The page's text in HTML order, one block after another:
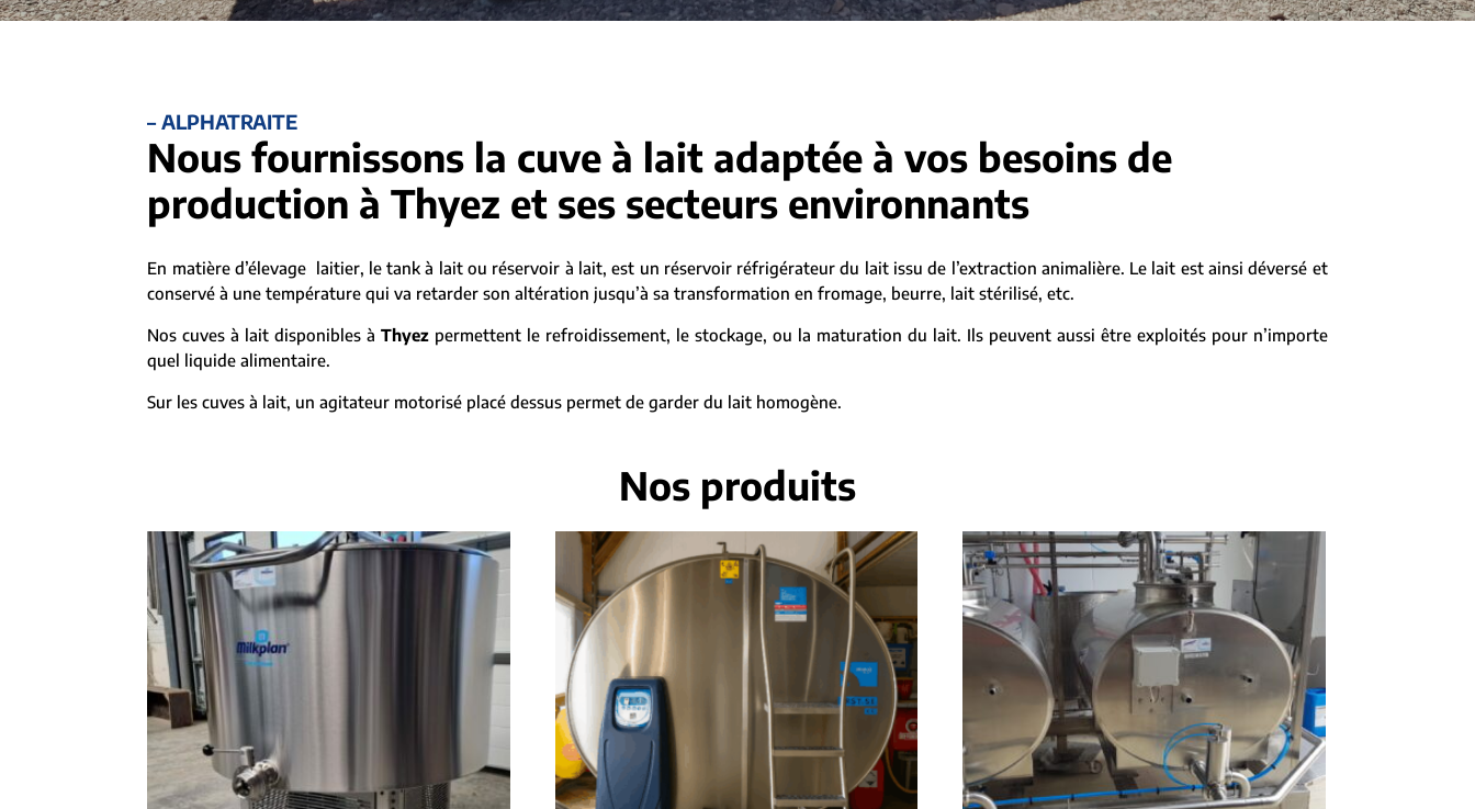
– ALPHATRAITE
Nous fournissons la cuve à lait adaptée à vos besoins de
production à Thyez et ses secteurs environnants
En matière d’élevage laitier, le tank à lait ou réservoir à lait, est un réservoir réfrigérateur du lait issu de l’extraction animalière. Le lait est ainsi déversé et
conservé à une température qui va retarder son altération jusqu’à sa transformation en fromage, beurre, lait stérilisé, etc.
Nos cuves à lait disponibles àThyez permettent le refroidissement, le stockage, ou la maturation du lait. Ils peuvent aussi être exploités pour n’importe
quel liquide alimentaire.
Sur les cuves à lait, un agitateur motorisé placé dessus permet de garder du lait homogène.
Nos produits